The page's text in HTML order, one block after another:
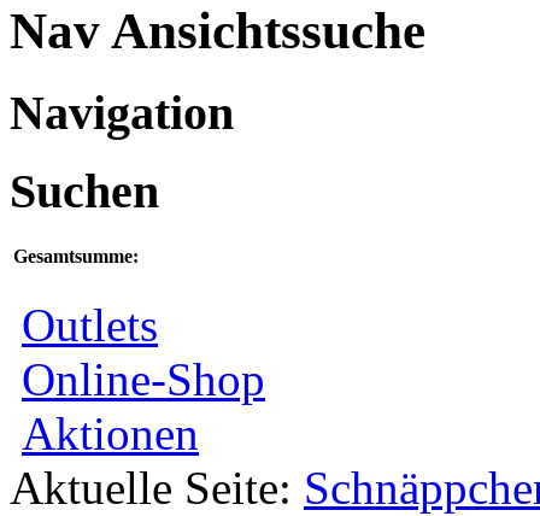
Nav Ansichtssuche
Navigation
Suchen
Gesamtsumme:
Outlets
Online-Shop
Aktionen
Aktuelle Seite: